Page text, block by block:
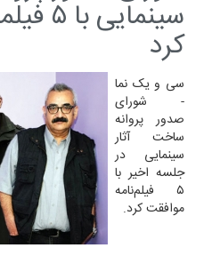
کرد
سی و یک نما
- شورای
صدور پروانه
ساخت آثار
سینمایی در
جلسه اخیر با
۵ فیلم‌نامه
موافقت کرد.